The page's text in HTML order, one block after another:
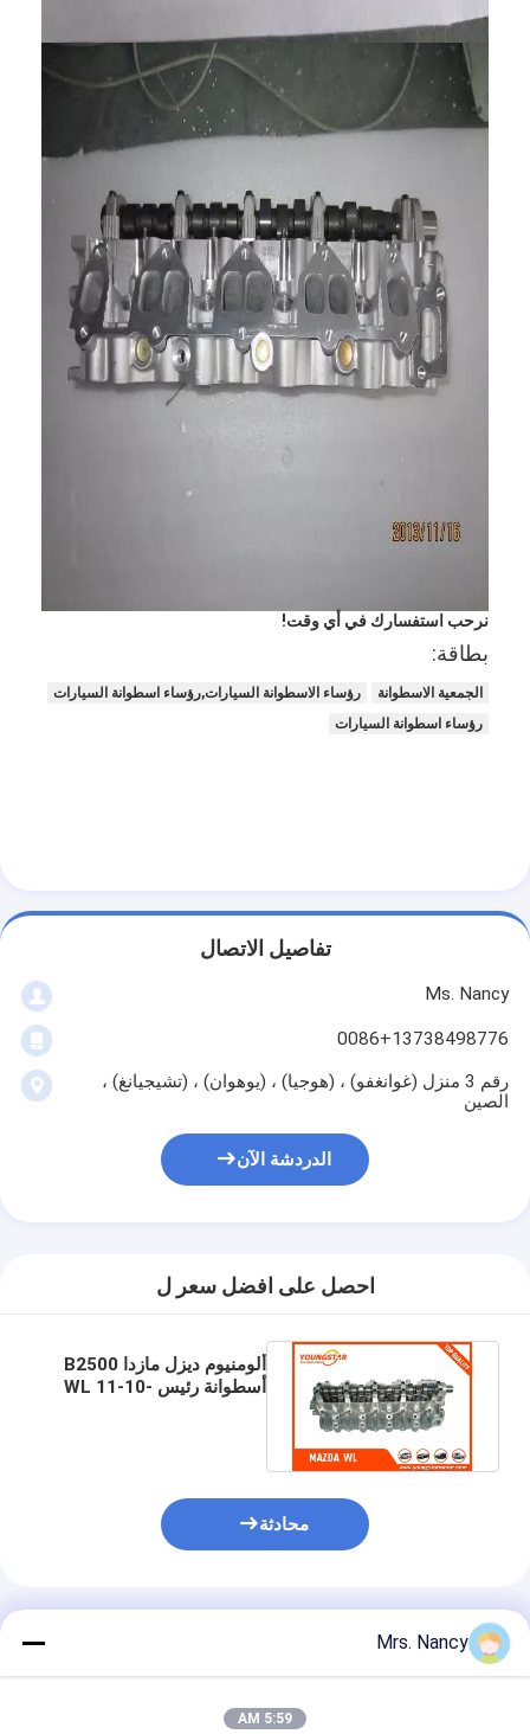
مضخة قيادة السيارة
سيارة محرك جزء
نرحب استفسارك في أي وقت!
بطاقة:
الجمعية الاسطوانة
رؤساء الاسطوانة السيارات,رؤساء اسطوانة السيارات
رؤساء اسطوانة السيارات
تفاصيل الاتصال
Ms. Nancy
0086+13738498776
رقم 3 منزل (غوانغفو) ، (هوجيا) ، (يوهوان) ، (تشيجيانغ) ،
الصين
الدردشة الآن
احصل على افضل سعر ل
ألومنيوم ديزل مازدا B2500
أسطوانة رئيس WL 11-10-
محادثة
المنتجات الموصى بها
Mrs. Nancy
5:59 AM